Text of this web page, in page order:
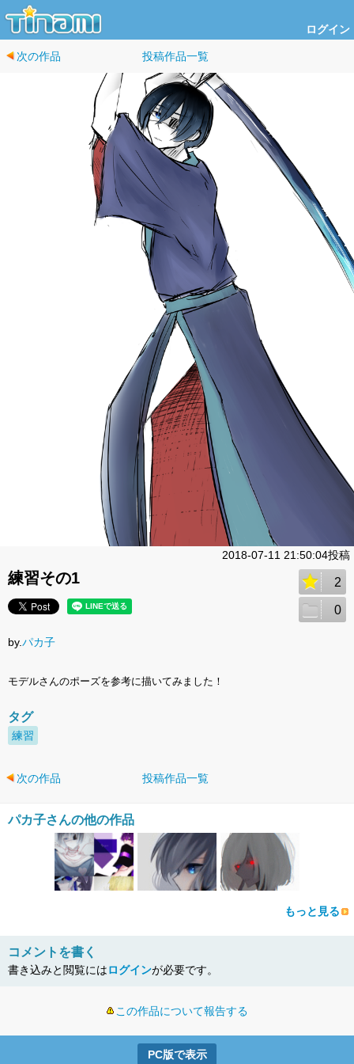
ログイン
次の作品 投稿作品一覧
2018-07-11 21:50:04投稿
練習その1 2
0
by.パカ子
モデルさんのポーズを参考に描いてみました！
タグ
練習
次の作品 投稿作品一覧
パカ子さんの他の作品
もっと見る
コメントを書く
書き込みと閲覧にはログインが必要です。
この作品について報告する
PC版で表示